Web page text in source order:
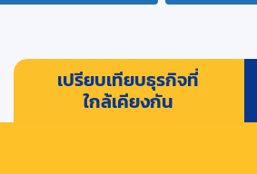
เปรียบเทียบธุรกิจที่
ใกล้เคียงกัน